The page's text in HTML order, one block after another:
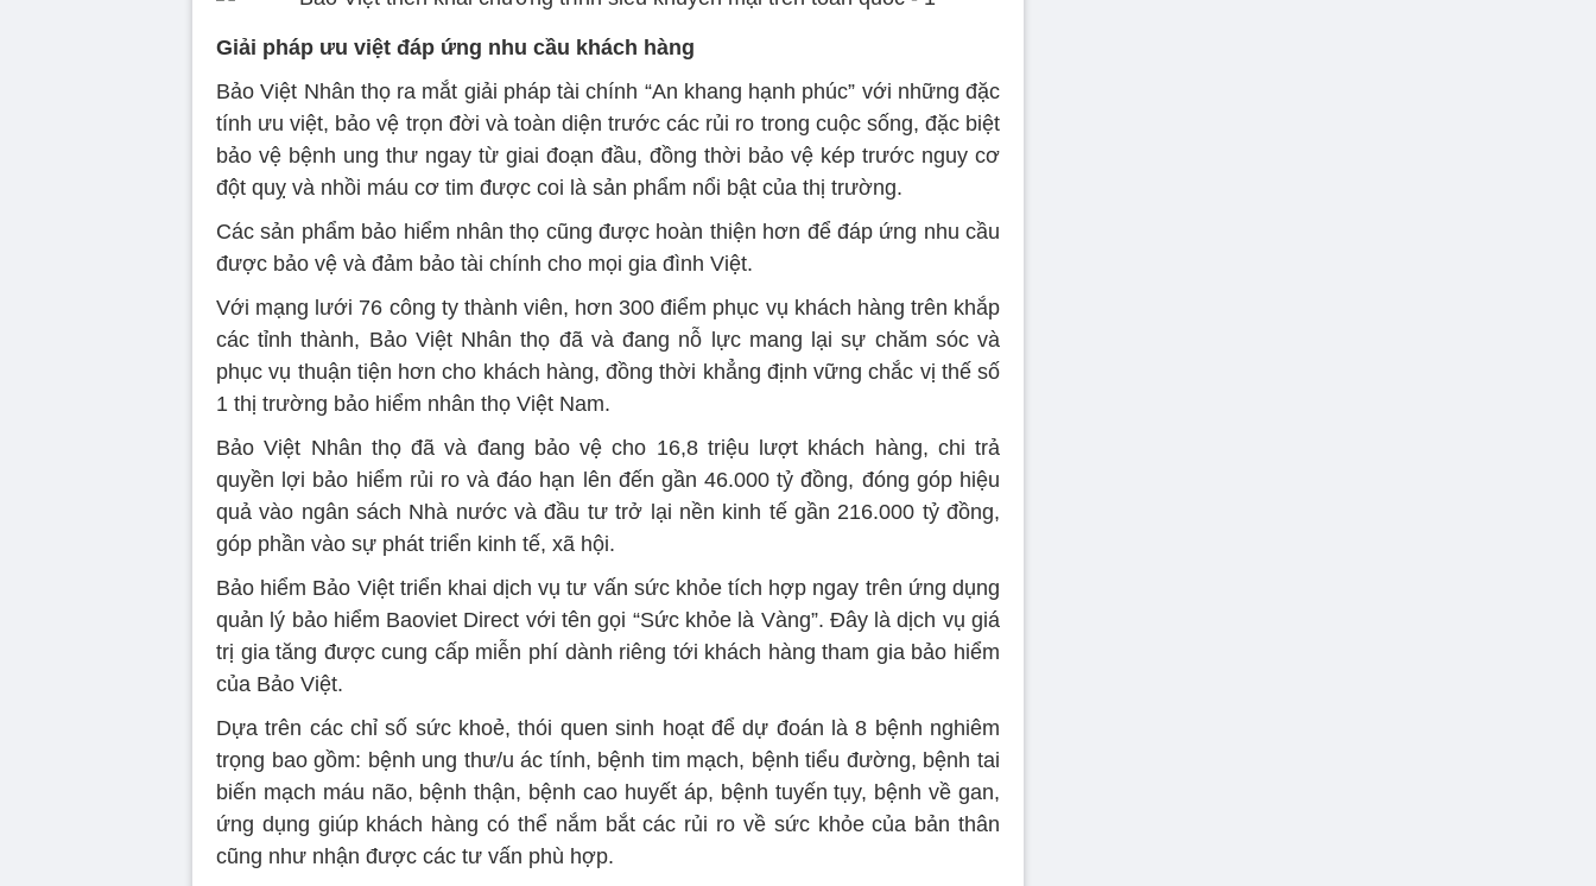
Giải pháp ưu việt đáp ứng nhu cầu khách hàng
Bảo Việt Nhân thọ ra mắt giải pháp tài chính “An khang hạnh phúc” với những đặc
tính ưu việt, bảo vệ trọn đời và toàn diện trước các rủi ro trong cuộc sống, đặc biệt
bảo vệ bệnh ung thư ngay từ giai đoạn đầu, đồng thời bảo vệ kép trước nguy cơ
đột quỵ và nhồi máu cơ tim được coi là sản phẩm nổi bật của thị trường.
Các sản phẩm bảo hiểm nhân thọ cũng được hoàn thiện hơn để đáp ứng nhu cầu
được bảo vệ và đảm bảo tài chính cho mọi gia đình Việt.
Với mạng lưới 76 công ty thành viên, hơn 300 điểm phục vụ khách hàng trên khắp
các tỉnh thành, Bảo Việt Nhân thọ đã và đang nỗ lực mang lại sự chăm sóc và
phục vụ thuận tiện hơn cho khách hàng, đồng thời khẳng định vững chắc vị thế số
1 thị trường bảo hiểm nhân thọ Việt Nam.
Bảo Việt Nhân thọ đã và đang bảo vệ cho 16,8 triệu lượt khách hàng, chi trả
quyền lợi bảo hiểm rủi ro và đáo hạn lên đến gần 46.000 tỷ đồng, đóng góp hiệu
quả vào ngân sách Nhà nước và đầu tư trở lại nền kinh tế gần 216.000 tỷ đồng,
góp phần vào sự phát triển kinh tế, xã hội.
Bảo hiểm Bảo Việt triển khai dịch vụ tư vấn sức khỏe tích hợp ngay trên ứng dụng
quản lý bảo hiểm Baoviet Direct với tên gọi “Sức khỏe là Vàng”. Đây là dịch vụ giá
trị gia tăng được cung cấp miễn phí dành riêng tới khách hàng tham gia bảo hiểm
của Bảo Việt.
Dựa trên các chỉ số sức khoẻ, thói quen sinh hoạt để dự đoán là 8 bệnh nghiêm
trọng bao gồm: bệnh ung thư/u ác tính, bệnh tim mạch, bệnh tiểu đường, bệnh tai
biến mạch máu não, bệnh thận, bệnh cao huyết áp, bệnh tuyến tụy, bệnh về gan,
ứng dụng giúp khách hàng có thể nắm bắt các rủi ro về sức khỏe của bản thân
cũng như nhận được các tư vấn phù hợp.